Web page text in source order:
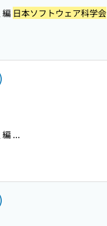
編 日本ソフトウェア科学会
...